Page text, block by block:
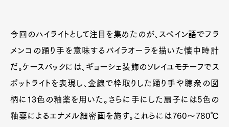
今回のハイライトとして注目を集めたのが、スペイン語でフラ
メンコの踊り手を意味するバイラオーラを描いた懐中時計
だ。ケースバックには、ギョーシェ装飾のソレイユモチーフでス
ポットライトを表現し、金線で枠取りした踊り手や聴衆の図
柄に13色の釉薬を用いた。さらに手にした扇子には5色の
釉薬によるエナメル細密画を施す。これらには760〜780℃